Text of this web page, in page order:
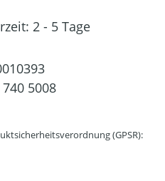
2 - 5 Tage
5008
(GPSR):